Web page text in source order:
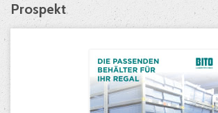
Prospekt